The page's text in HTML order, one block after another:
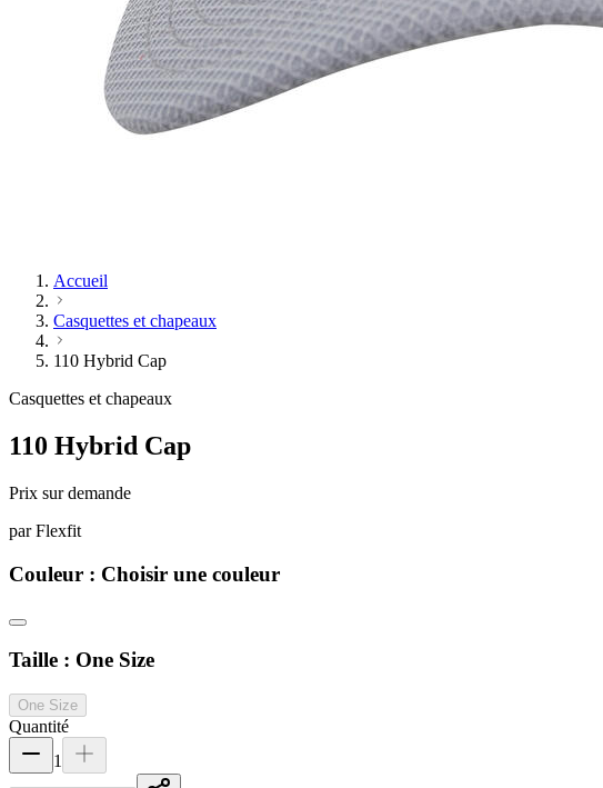
Accueil
Casquettes et chapeaux
110 Hybrid Cap
Casquettes et chapeaux
110 Hybrid Cap
Prix sur demande
par Flexfit
Couleur : Choisir une couleur
Taille : One Size
One Size
Quantité
1